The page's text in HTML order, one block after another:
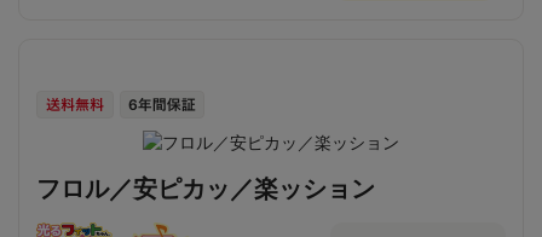
フロル／安ピカッ／楽ッション